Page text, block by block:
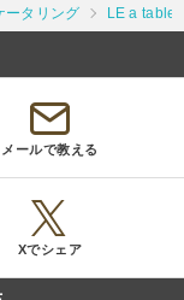
ータリング LE a
メールで教える
Xでシェア